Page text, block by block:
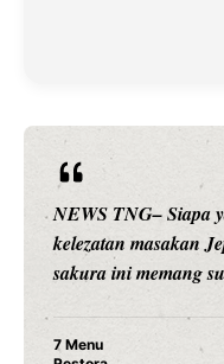
dengan
dari negeri
dan punya ...